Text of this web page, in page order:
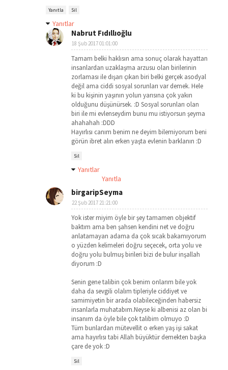
Yanıtla Sil
Yanıtlar
Nabrut Fıdıllıoğlu
18 Şub 2017 01:01:00
Tamam belki haklısın ama sonuç olarak hayattan
insanlardan uzaklaşma arzusu olan birilerinin
zorlaması ile dışarı çıkan biri belki gerçek asodyal
değil ama ciddi sosyal sorunları var demek. Hele
ki bu kişinin yaşının yolun yarısına çok yakın
olduğunu düşünürsek. :D Sosyal sorunları olan
biri ile mi evlenseydim bunu mu istiyorsun şeyma
ahahahah :DDD
Hayırlısı canım benim ne deyim bilemiyorum beni
görün ibret alın erken yaşta evlenin barklanın :D
Sil
Yanıtlar
Yanıtla
birgaripSeyma
22 Şub 2017 21:21:00
Yok ister miyim öyle bir şey tamamen objektif
baktım ama ben şahsen kendini net ve doğru
anlatamayan adama da çok sıcak bakamıyorum
o yüzden kelimeleri doğru seçecek, orta yolu ve
doğru yolu bulmuş birileri bizi de bulur inşallah
diyorum :D
Senin gene talibin çok benim onlarım bile yok
daha da sevgili olalım tipleriyle ciddiyet ve
samimiyetin bir arada olabileceğinden habersiz
insanlarla muhatabım.Neyse ki albenisi az olan bi
insanım da öyle bile çok talibim olmuyo :D
Tüm bunlardan mütevellit o erken yaş işi sakat
ama hayırlısı tabi Allah büyüktür demekten başka
çare de yok :D
Sil